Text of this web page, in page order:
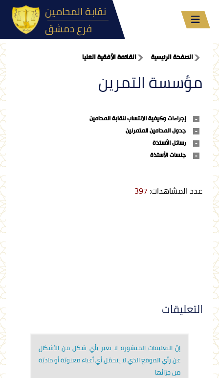
فرع دمشق
الصفحة الرئيسية القائمة الأفقية العليا
مؤسسة التمرين
إجراءات وكيفية الانتساب لنقابة المحامين
جدول المحامين المتمرنين
رسائل الأستذة
جلسات الأستذة
عدد المشاهدات: 397
التعليقات
إنّ التعليقات المنشورة لا تعبر بأي شكل من الأشكال
عن رأي الموقع الذي لا يتحمّل أي أعباء معنويّة أو ماديّة
من جرّائها